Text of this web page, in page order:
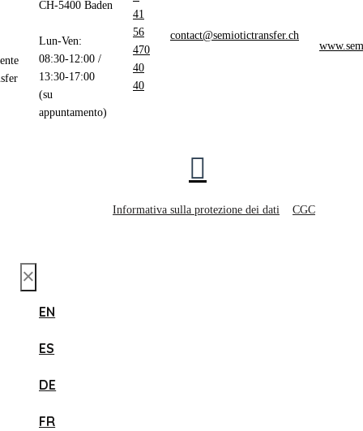
CH-5400 Baden
Lun-Ven:
08:30-12:00 /
13:30-17:00
(su
appuntamento)
41
56
470
40
40
contact@semiotictransfer.ch
Informativa sulla protezione dei dati CGC
×
EN
ES
DE
FR